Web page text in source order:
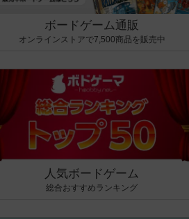
ボードゲーム通販
オンラインストアで7,500商品を販売中
人気ボードゲーム
総合おすすめランキング